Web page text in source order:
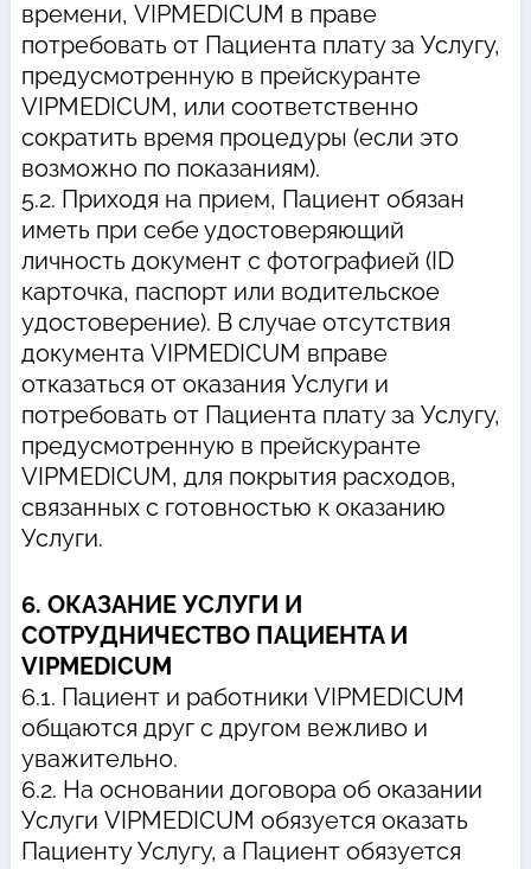
времени, VIPMEDICUM в праве
потребовать от Пациента плату за Услугу,
предусмотренную в прейскуранте
VIPMEDICUM, или соответственно
сократить время процедуры (если это
возможно по показаниям).
5.2. Приходя на прием, Пациент обязан
иметь при себе удостоверяющий
личность документ с фотографией (ID
карточка, паспорт или водительское
удостоверение). В случае отсутствия
документа VIPMEDICUM вправе
отказаться от оказания Услуги и
потребовать от Пациента плату за Услугу,
предусмотренную в прейскуранте
VIPMEDICUM, для покрытия расходов,
связанных с готовностью к оказанию
Услуги.
6. ОКАЗАНИЕ УСЛУГИ И
СОТРУДНИЧЕСТВО ПАЦИЕНТА И
VIPMEDICUM
6.1. Пациент и работники VIPMEDICUM
общаются друг с другом вежливо и
уважительно.
6.2. На основании договора об оказании
Услуги VIPMEDICUM обязуется оказать
Пациенту Услугу, а Пациент обязуется